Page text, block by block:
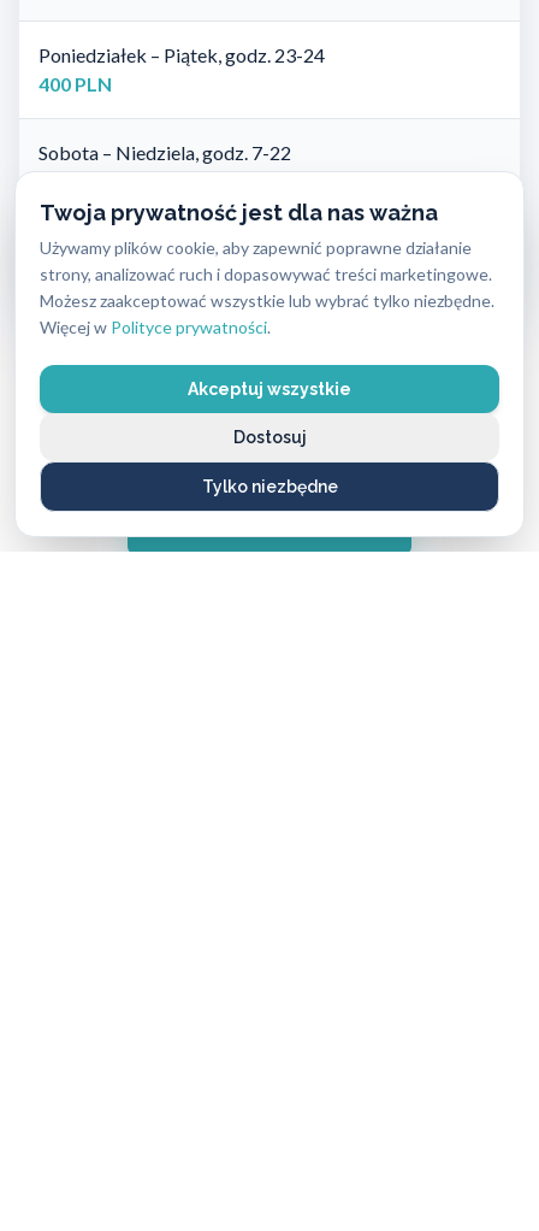
Twoja prywatność jest dla nas ważna
Używamy plików cookie, aby zapewnić poprawne działanie
strony, analizować ruch i dopasowywać treści marketingowe.
Możesz zaakceptować wszystkie lub wybrać tylko niezbędne.
Więcej w Polityce prywatności.
Akceptuj wszystkie
Tylko niezbędne
Dostosuj
Poniedziałek – Piątek, godz. 23-24
400 PLN
Sobota – Niedziela, godz. 7-22
Sobota – Niedziela, godz. 22-24
400 PLN
Ceny dotyczą wyłącznie kosztu wykonania usługi i nie obejmują
zamków ani innych materiałów.
Potrzebujesz dokładnej wyceny? Zadzwoń – doradzimy
bezpłatnie!